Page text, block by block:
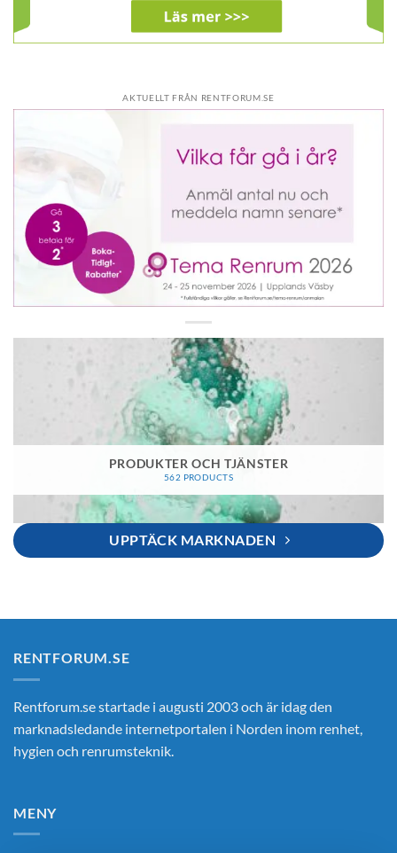
AKTUELLT FRÅN RENTFORUM.SE
PRODUKTER OCH TJÄNSTER
562 PRODUCTS
UPPTÄCK MARKNADEN
RENTFORUM.SE
Rentforum.se startade i augusti 2003 och är idag den
marknadsledande internetportalen i Norden inom renhet,
hygien och renrumsteknik.
MENY